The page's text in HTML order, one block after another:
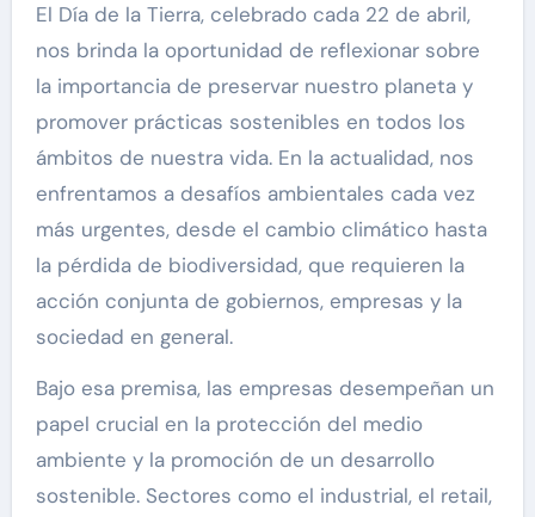
El Día de la Tierra, celebrado cada 22 de abril,
nos brinda la oportunidad de reflexionar sobre
la importancia de preservar nuestro planeta y
promover prácticas sostenibles en todos los
ámbitos de nuestra vida. En la actualidad, nos
enfrentamos a desafíos ambientales cada vez
más urgentes, desde el cambio climático hasta
la pérdida de biodiversidad, que requieren la
acción conjunta de gobiernos, empresas y la
sociedad en general.
Bajo esa premisa, las empresas desempeñan un
papel crucial en la protección del medio
ambiente y la promoción de un desarrollo
sostenible. Sectores como el industrial, el retail,